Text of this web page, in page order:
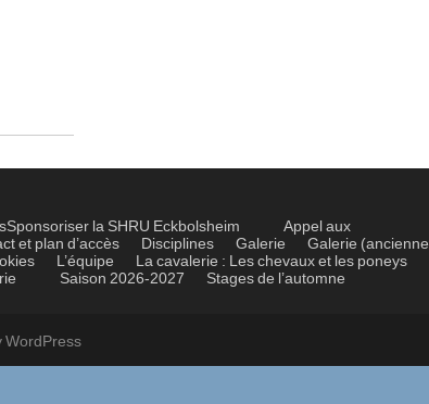
Sponsoriser la SHRU Eckbolsheim
Appel aux
et plan d’accès Disciplines Galerie
Galerie (ancienne
L’équipe La cavalerie : Les chevaux et les poneys
Saison 2026-2027 Stages de l’automne
WordPress